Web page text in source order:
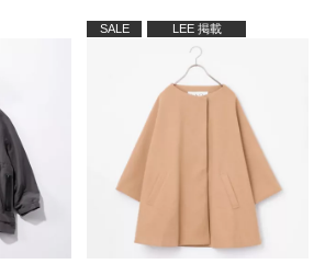
SALE LEE 掲載